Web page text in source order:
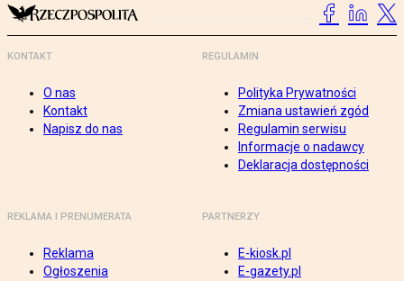
KONTAKT
O nas
Kontakt
Napisz do nas
REGULAMIN
Polityka Prywatności
Zmiana ustawień zgód
Regulamin serwisu
Informacje o nadawcy
Deklaracja dostępności
REKLAMA I PRENUMERATA
Reklama
Ogłoszenia
PARTNERZY
E-kiosk.pl
E-gazety.pl